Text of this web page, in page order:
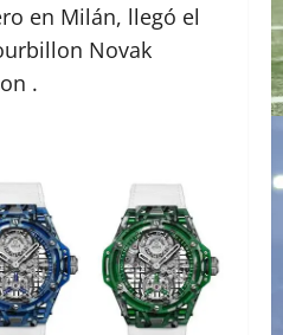
en Milán, llegó el
Novak
.